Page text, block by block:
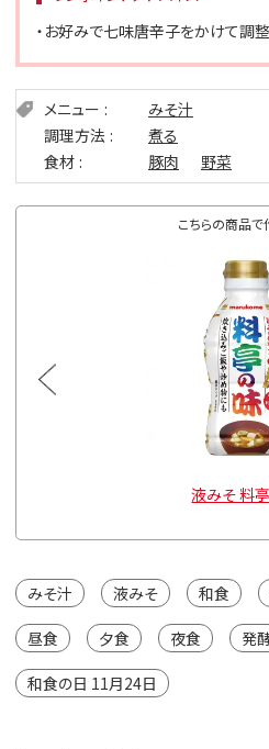
・お好みで七味唐辛子をかけて調整
メニュー
みそ汁
調理方法
煮る
食材
豚肉 野菜
こちらの商品で
液みそ 料
みそ汁 液みそ 和食
昼食 夕食 夜食 発
和食の日 11月24日